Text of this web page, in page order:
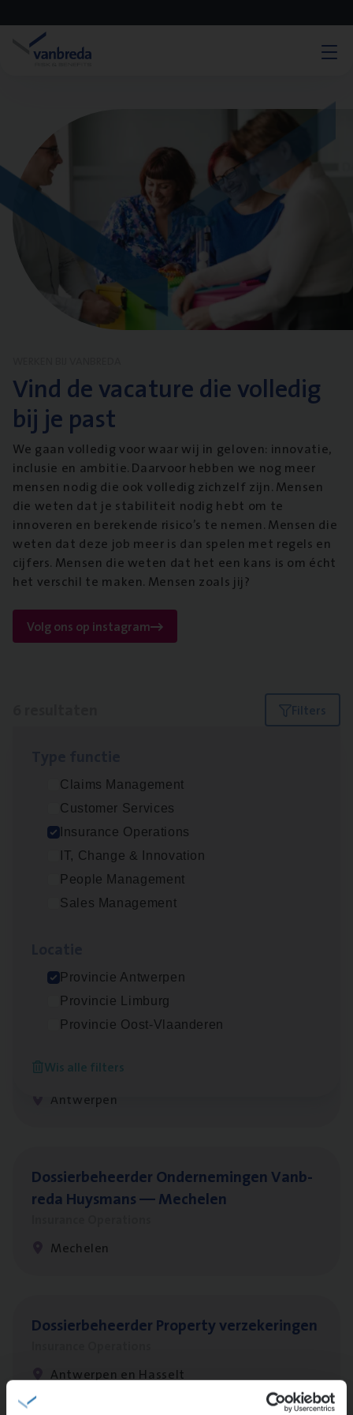
Vind de vacature die volledig
bij je past
We gaan volledig voor waar wij in geloven: innovatie,
inclusie en ambitie. Daarvoor hebben we nog meer
mensen nodig die ook volledig zichzelf zijn. Mensen
die weten dat je stabiliteit nodig hebt om te
innoveren en berekende risico’s te nemen. Mensen die
weten dat deze job meer is dan spelen met regels en
cijfers. Mensen die weten dat het een kans is om écht
het verschil te maken. Mensen zoals jij?
Volg ons op instagram
Filters
Claims Management
Customer Services
Insurance Operations
IT, Change & Innovation
People Management
Sales Management
Provincie Antwerpen
Provincie Limburg
Provincie Oost-Vlaanderen
Wis alle filters
Advisor/​Configuratie ana­lyst Part­ner in
Benefits
Insurance Operations
Beveren
Antwerpen
Insurance Operations
Antwerpen
Dos­sier­be­heer­der Onder­ne­min­gen Van­b­
re­da Huys­mans — Mechelen
Mechelen
Dos­sier­be­heer­der Pro­per­ty verzekeringen
Antwerpen en Hasselt